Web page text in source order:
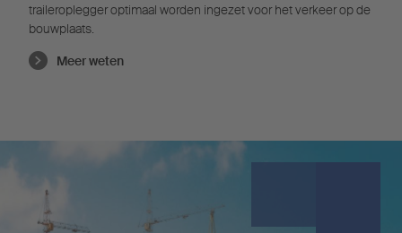
traileroplegger optimaal worden ingezet voor het verkeer op de
bouwplaats.
Meer weten